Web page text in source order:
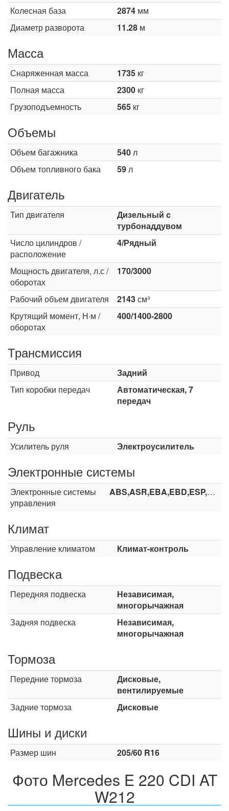
Колесная база
2874 мм
Диаметр разворота
11.28 м
Масса
Снаряженная масса 1735 кг
Полная масса
2300 кг
Грузоподъемность
565 кг
Объемы
Объем багажника 540л
Объем топливного бака
59л
Двигатель
Тип двигателя
Дизельный c
турбонаддувом
Число цилиндров /
расположение
4/Рядный
Мощность двигателя, л.с /
оборотах
170/3000
Рабочий объем двигателя 2143см³
Крутящий момент, Н·м /
оборотах
400/1400-2800
Трансмиссия
Привод
Задний
Тип коробки передач
Автоматическая, 7
передач
Руль
Усилитель руля Электроусилитель
Электронные системы
Электронные системы
управления
ABS,ASR,EBA,EBD,ESP,HHC
Климат
Управление климатом Климат-контроль
Подвеска
Передняя подвеска
Независимая,
многорычажная
Задняя подвеска
Независимая,
многорычажная
Тормоза
Передние тормоза
Дисковые,
вентилируемые
Задние тормоза
Дисковые
Шины и диски
Размер шин 205/60 R16
Фото Mercedes E 220 CDI AT
W212